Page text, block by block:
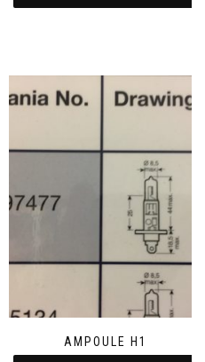
AMPOULE H1